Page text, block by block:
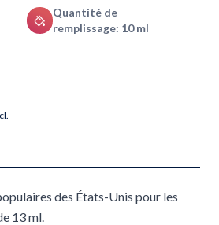
Quantité de
remplissage: 10 ml
des États-Unis pour les
13 ml.